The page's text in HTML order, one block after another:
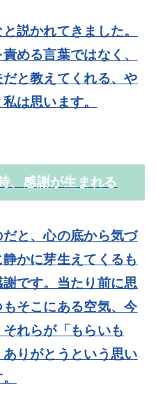
説かれてきました。
める言葉ではなく、
と教えてくれる、や
は思います。
、感謝が生まれる
と、心の底から気づ
かに芽生えてくるも
です。当たり前に思
そこにある空気、今
れらが「もらいも
りがとうという思い